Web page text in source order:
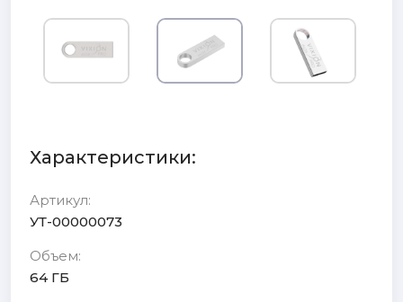
Характеристики:
Артикул:
УТ-00000073
Объем:
64 ГБ